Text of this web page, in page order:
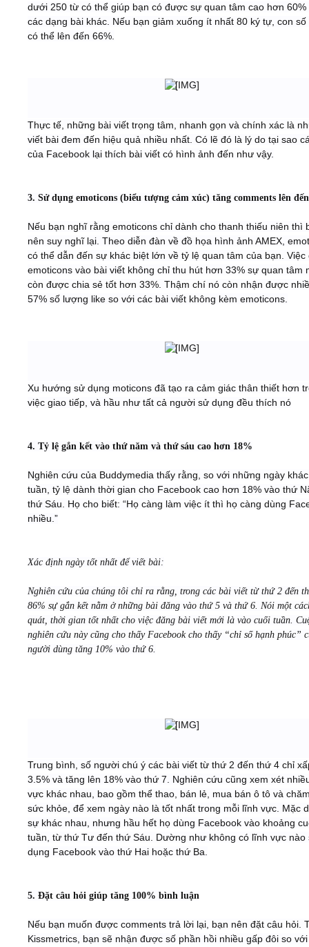
dưới 250 từ có thể giúp bạn có được sự quan tâm cao hơn 60%
các dạng bài khác. Nếu bạn giảm xuống ít nhất 80 ký tự, con số
có thể lên đến 66%.
Thực tế, những bài viết trọng tâm, nhanh gọn và chính xác là
viết bài đem đến hiệu quả nhiều nhất. Có lẽ đó là lý do tại sao
của Facebook lại thích bài viết có hình ảnh đến như vậy.
3. Sử dụng emoticons (biểu tượng cảm xúc) tăng comments lên
Nếu bạn nghĩ rằng emoticons chỉ dành cho thanh thiếu niên thì
nên suy nghĩ lại. Theo diễn đàn về đồ họa hình ảnh AMEX,
có thể dẫn đến sự khác biệt lớn về tỷ lệ quan tâm của bạn. Việc
emoticons vào bài viết không chỉ thu hút hơn 33% sự quan tâm
còn được chia sẻ tốt hơn 33%. Thậm chí nó còn nhận được
57% số lượng like so với các bài viết không kèm emoticons.
Xu hướng sử dụng moticons đã tạo ra cảm giác thân thiết hơn
việc giao tiếp, và hầu như tất cả người sử dụng đều thích nó
4. Tỷ lệ gắn kết vào thứ năm và thứ sáu cao hơn 18%
Nghiên cứu của Buddymedia thấy rằng, so với những ngày
tuần, tỷ lệ dành thời gian cho Facebook cao hơn 18% vào thứ
thứ Sáu. Họ cho biết: “Họ càng làm việc ít thì họ càng dùng
nhiều.”
Xác định ngày tốt nhất để viết bài:
Nghiên cứu của chúng tôi chỉ ra rằng, trong các bài viết từ thứ 2 đến
86% sự gắn kết nằm ở những bài đăng vào thứ 5 và thứ 6. Nói một
quát, thời gian tốt nhất cho việc đăng bài viết mới là vào cuối tuần.
nghiên cứu này cũng cho thấy Facebook cho thấy “chỉ số hạnh phúc”
người dùng tăng 10% vào thứ 6.
Trung bình, số người chú ý các bài viết từ thứ 2 đến thứ 4 chỉ
3.5% và tăng lên 18% vào thứ 7. Nghiên cứu cũng xem xét
vực khác nhau, bao gồm thể thao, bán lẻ, mua bán ô tô và
sức khỏe, để xem ngày nào là tốt nhất trong mỗi lĩnh vực. Mặc
sự khác nhau, nhưng hầu hết họ dùng Facebook vào khoảng
tuần, từ thứ Tư đến thứ Sáu. Dường như không có lĩnh vực nào
dụng Facebook vào thứ Hai hoặc thứ Ba.
5. Đặt câu hỏi giúp tăng 100% bình luận
Nếu bạn muốn được comments trả lời lại, bạn nên đặt câu hỏi.
Kissmetrics, bạn sẽ nhận được số phần hồi nhiều gấp đôi so với